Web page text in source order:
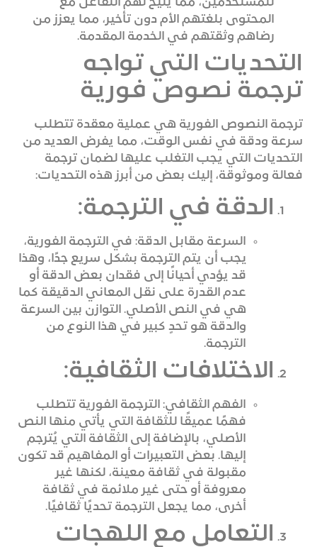
للمستخدمين، مما يتيح لهم التفاعل مع
المحتوى بلغتهم الأم دون تأخير، مما يعزز من
رضاهم وثقتهم في الخدمة المقدمة.
التحديات التي تواجه
ترجمة نصوص فورية
ترجمة النصوص الفورية هي عملية معقدة تتطلب
سرعة ودقة في نفس الوقت، مما يفرض العديد من
التحديات التي يجب التغلب عليها لضمان ترجمة
فعالة وموثوقة، إليك بعض من أبرز هذه التحديات:
الدقة في الترجمة:
السرعة مقابل الدقة: في الترجمة الفورية،
يجب أن يتم الترجمة بشكل سريع جدًا، وهذا
قد يؤدي أحيانًا إلى فقدان بعض الدقة أو
عدم القدرة على نقل المعاني الدقيقة كما
هي في النص الأصلي. التوازن بين السرعة
والدقة هو تحدٍ كبير في هذا النوع من
الترجمة.
الاختلافات الثقافية:
الفهم الثقافي: الترجمة الفورية تتطلب
فهمًا عميقًا للثقافة التي يأتي منها النص
الأصلي، بالإضافة إلى الثقافة التي يُترجم
إليها. بعض التعبيرات أو المفاهيم قد تكون
مقبولة في ثقافة معينة، لكنها غير
معروفة أو حتى غير ملائمة في ثقافة
أخرى، مما يجعل الترجمة تحديًا ثقافيًا.
التعامل مع اللهجات